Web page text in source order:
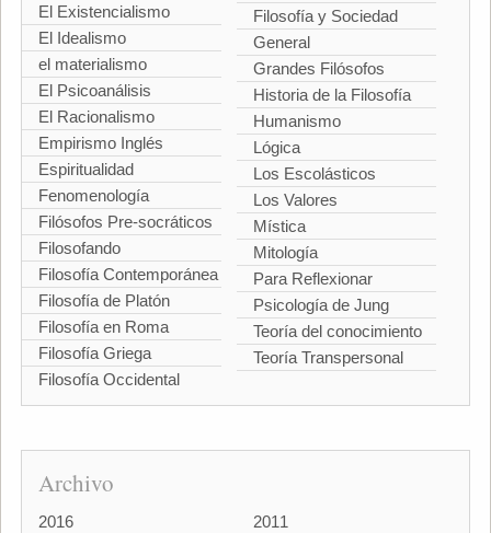
El Existencialismo
El Idealismo
el materialismo
El Psicoanálisis
El Racionalismo
Empirismo Inglés
Espiritualidad
Fenomenología
Filósofos Pre-socráticos
Filosofando
Filosofía Contemporánea
Filosofía de Platón
Filosofía en Roma
Filosofía Griega
Filosofía Occidental
Filosofía y Sociedad
General
Grandes Filósofos
Historia de la Filosofía
Humanismo
Lógica
Los Escolásticos
Los Valores
Mística
Mitología
Para Reflexionar
Psicología de Jung
Teoría del conocimiento
Teoría Transpersonal
Archivo
2016 2011